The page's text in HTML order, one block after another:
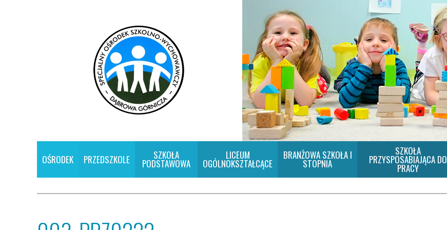
OŚRODEK PRZEDSZKOLE SZKOŁA
PODSTAWOWA
LICEUM
OGÓLNOKSZTAŁCĄCE
BRANŻOWA SZKOŁA I
STOPNIA
SZKOŁA
PRZYSPOSABIAJĄCA DO
PRACY